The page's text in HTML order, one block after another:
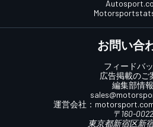
お問い合
フィードバ
広告掲載のご
編集部情報
運営会社：
〒160-0022
東京都新宿区新